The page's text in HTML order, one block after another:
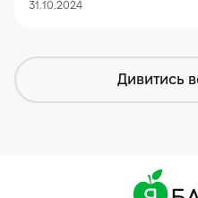
31.10.2024
Дивитись